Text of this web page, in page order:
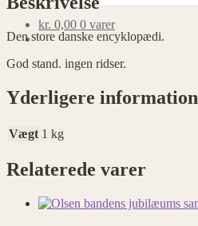
kr. 0,00 0 varer
Den store danske encyklopædi.
God stand. ingen ridser.
Yderligere information
Vægt 1 kg
Relaterede varer